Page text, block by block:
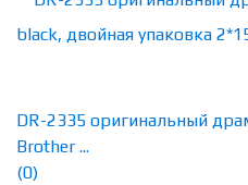
DR-2335 оригинальный
Brother ...
(0)